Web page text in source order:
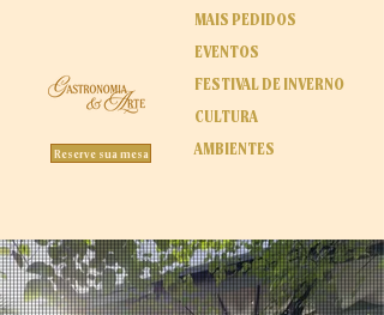
Reserve sua mesa
EVENTOS
CULTURA
MAIS PEDIDOS
FESTIVAL DE INVERNO
AMBIENTES